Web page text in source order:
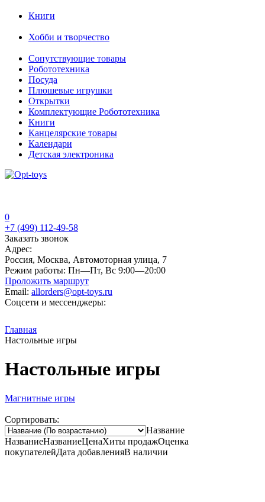
Книги
Хобби и творчество
Сопутствующие товары
Робототехника
Посуда
Плюшевые игрушки
Открытки
Комплектующие Робототехника
Книги
Канцелярские товары
Календари
Детская электроника
0
+7 (499) 112-49-58
Заказать звонок
Адрес:
Россия, Москва, Автомоторная улица, 7
Режим работы: Пн—Пт, Вс 9:00—20:00
Проложить маршрут
Email: allorders@opt-toys.ru
Соцсети и мессенджеры:
Главная
Настольные игры
Настольные игры
Магнитные игры
Сортировать:
Название
НазваниеНазваниеЦенаХиты продажОценка
покупателейДата добавленияВ наличии